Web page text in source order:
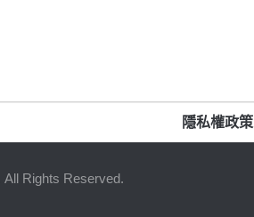
隱私權政策
Rights Reserved.